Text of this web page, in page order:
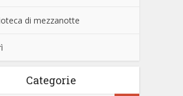
di mezzanotte
Categorie